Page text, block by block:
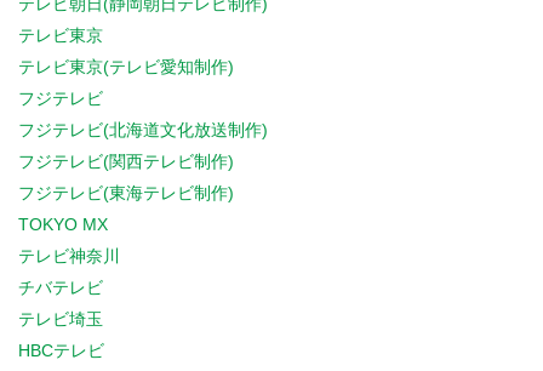
テレビ東京
テレビ東京(テレビ愛知制作)
フジテレビ
フジテレビ(北海道文化放送制作)
フジテレビ(関西テレビ制作)
フジテレビ(東海テレビ制作)
TOKYO MX
テレビ神奈川
チバテレビ
テレビ埼玉
HBCテレビ